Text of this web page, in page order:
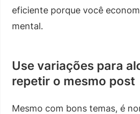
eficiente porque você
mental.
Use variações para
repetir o mesmo post
Mesmo com bons temas, é